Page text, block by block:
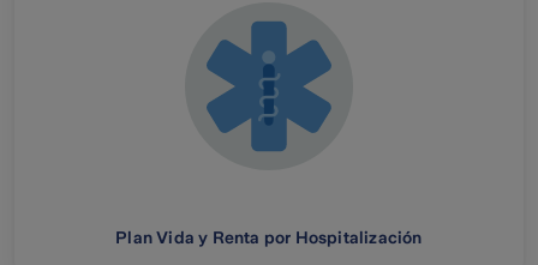
Plan Vida y Renta por Hospitalización